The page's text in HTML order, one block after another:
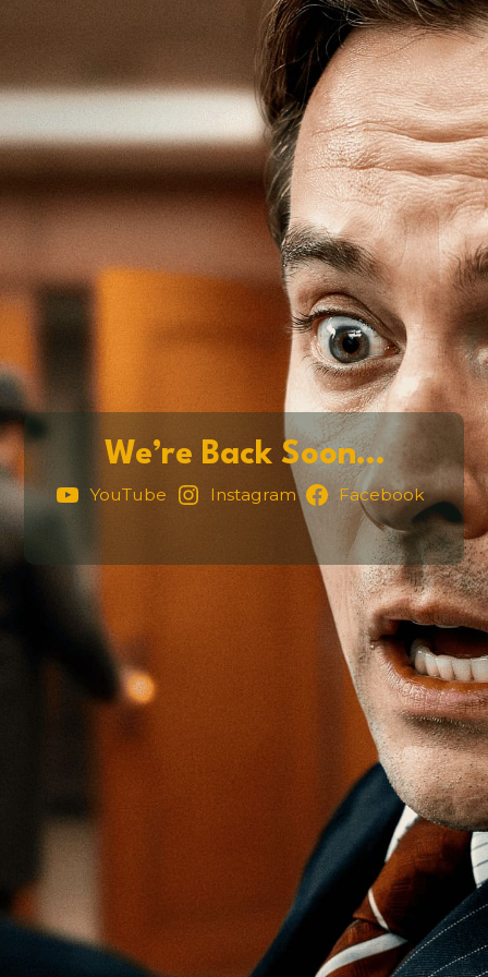
We’re Back Soon…
YouTube Instagram Facebook